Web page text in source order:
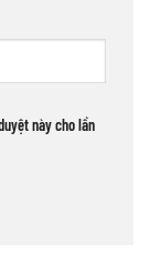
này cho lần